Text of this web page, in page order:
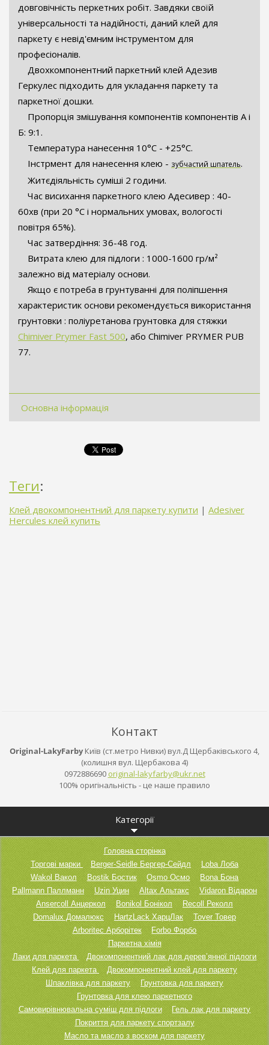
довговічність перкетних робіт. Завдяки своїй
універсальності та надійності, даний клей для
паркету є невід'ємним інструментом для
професіоналів.
Двохкомпонентний паркетний клей Адезив
Геркулес підходить для укладання паркету та
паркетної дошки.
Пропорція змішування компонентів компонентів А і
Б: 9:1.
Температура нанесення 10°C - +25°C.
Інстрмент для нанесення клею - зубчастий шпатель.
Житєдіяльність суміші 2 години.
Час висихання паркетного клею Адесивер : 40-
60хв (при 20 °С і нормальних умовах, вологості
повітря 65%).
Час затвердіння: 36-48 год.
Витрата клею для підлоги : 1000-1600 гр/м²
залежно від матеріалу основи.
Якщо є потреба в грунтуванні для поліпшення
характеристик основи рекомендується використання
грунтовки : поліуретанова грунтовка для стяжки
Chimiver Prymer Fast 500, або Chimiver PRYMER PUB
77.
Основна інформація
Теги:
Клей двокомпонентний для паркету купити | Adesiver
Hercules клей купить
Контакт
Original-LakyFarby Київ (ст.метро Нивки) вул.Д Щербаківського 4,
(колишня вул. Щербакова 4)
0972886690 original-lakyfarby@ukr.net
100% оригінальність - це наше правило
Категорії
Головна сторінка
Торгові марки
Berger-Seidle Бергер-Сейдл
Loba Лоба
Wakol Вакол
Bostik Бостик Osmo Осмо
Bona Бона
Pallmann Паллманн
Uzin Уцин Altax Альтакс
Vidaron Відарон
Ansercoll Анцеркол
Bonikol Бонікол
Recoll Реколл
Domalux Домалюкс
HartzLack ХарцЛак
Tover Товер
Arboritec Арборітек
Forbo Форбо
Паркетна хімія
Лаки для паркета
Двокомпонентний лак для дерев’янної підлоги
Клей для паркета
Двокомпонентний клей для паркету
Шпаклівка для паркету
Грунтовка для паркету
Грунтовка для клею паркетного
Самовирівнювальна суміш для підлоги
Гель лак для паркету
Покриття для паркету спортзалу
Масло та масло з воском для паркету